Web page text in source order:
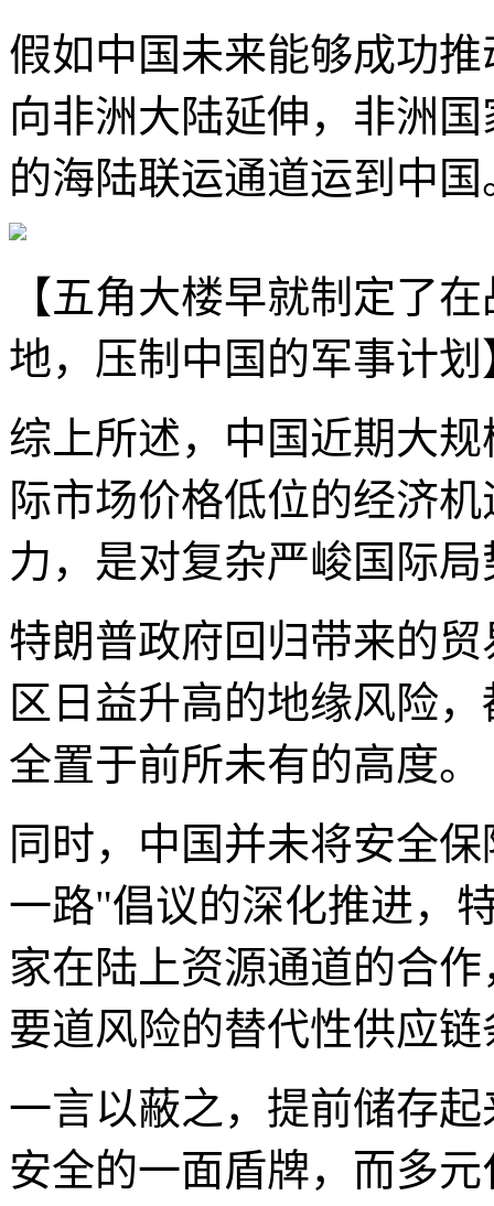
假如中国未来能够成功
向非洲大陆延伸，非洲
的海陆联运通道运到中国
【五角大楼早就制定了
地，压制中国的军事计划
综上所述，中国近期大
际市场价格低位的经济
力，是对复杂严峻国际
特朗普政府回归带来的
区日益升高的地缘风险
全置于前所未有的高度。
同时，中国并未将安全
一路"倡议的深化推进，
家在陆上资源通道的合
要道风险的替代性供应链
一言以蔽之，提前储存
安全的一面盾牌，而多